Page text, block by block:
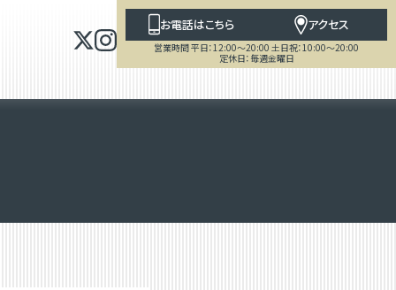
お電話はこちら アクセス
営業時間 平日：12:00～20:00 土日祝：10:00～20:00
定休日：毎週金曜日